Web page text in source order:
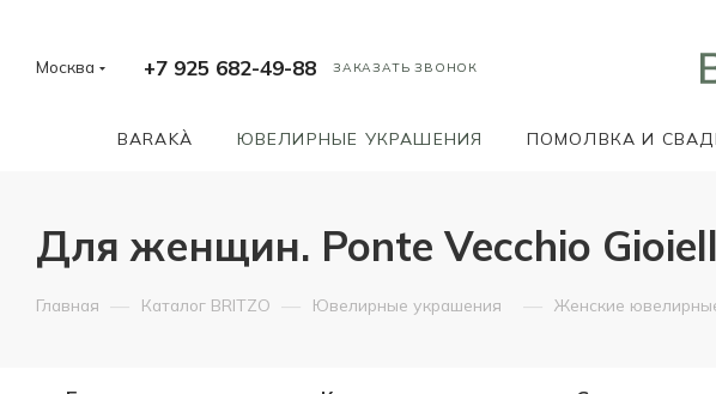
Москва +7 925 682-49-88 ЗАКАЗАТЬ ЗВОНОК
BARAKÀ ЮВЕЛИРНЫЕ УКРАШЕНИЯ ПОМОЛВКА И
Для женщин. Ponte Vecchio
Главная — Каталог BRITZO — Ювелирные украшения — Женские